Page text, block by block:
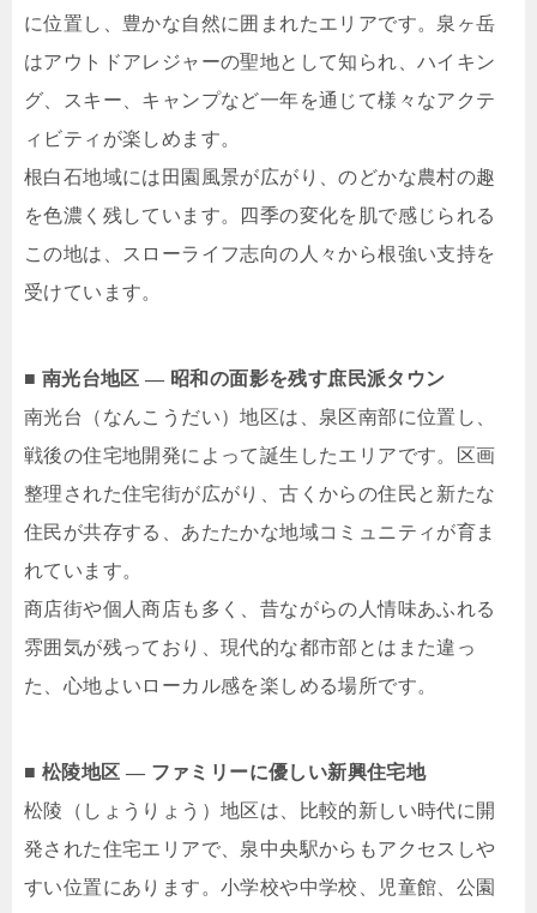
に位置し、豊かな自然に囲まれたエリアです。泉ヶ岳
はアウトドアレジャーの聖地として知られ、ハイキン
グ、スキー、キャンプなど一年を通じて様々なアクテ
ィビティが楽しめます。
根白石地域には田園風景が広がり、のどかな農村の趣
を色濃く残しています。四季の変化を肌で感じられる
この地は、スローライフ志向の人々から根強い支持を
受けています。
■ 南光台地区 ― 昭和の面影を残す庶民派タウン
南光台（なんこうだい）地区は、泉区南部に位置し、
戦後の住宅地開発によって誕生したエリアです。区画
整理された住宅街が広がり、古くからの住民と新たな
住民が共存する、あたたかな地域コミュニティが育ま
れています。
商店街や個人商店も多く、昔ながらの人情味あふれる
雰囲気が残っており、現代的な都市部とはまた違っ
た、心地よいローカル感を楽しめる場所です。
■ 松陵地区 ― ファミリーに優しい新興住宅地
松陵（しょうりょう）地区は、比較的新しい時代に開
発された住宅エリアで、泉中央駅からもアクセスしや
すい位置にあります。小学校や中学校、児童館、公園